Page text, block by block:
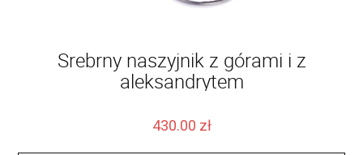
Srebrny naszyjnik z górami i z
aleksandrytem
430.00 zł